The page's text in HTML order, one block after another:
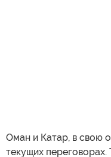
Оман и Катар, в свою
текущих переговорах.